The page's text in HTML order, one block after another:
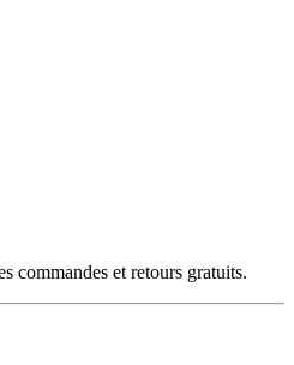
commandes et retours gratuits.